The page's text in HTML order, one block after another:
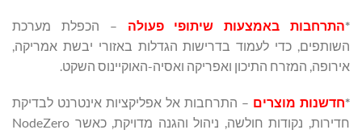
*התרחבות באמצעות שיתופי פעולה – הכפלת מערכת
השותפים, כדי לעמוד בדרישות הגדלות באזורי יבשת אמריקה,
אירופה, המזרח התיכון ואפריקה ואסיה-האוקיינוס השקט.
*חדשנות מוצרים – התרחבות אל אפליקציות אינטרנט לבדיקת
חדירות, נקודות חולשה, ניהול והגנה מדויקת, כאשר NodeZero